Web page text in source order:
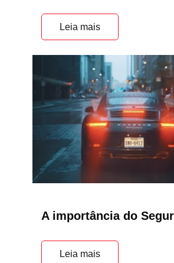
Leia mais
A importância do
Leia mais